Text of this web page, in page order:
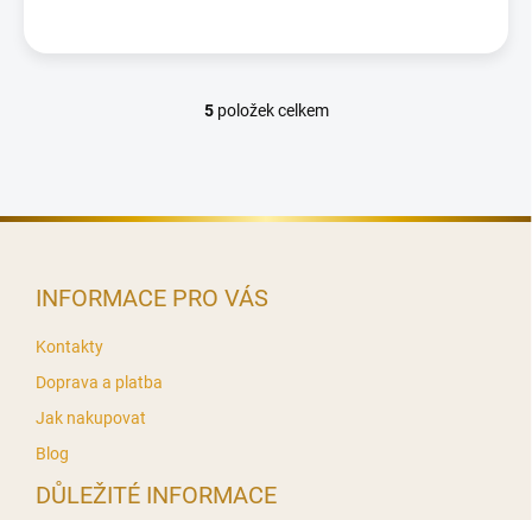
O
d
p
i
s
5položek celkem
INFORMACE PRO VÁS
Kontakty
Doprava a platba
Jak nakupovat
Blog
DŮLEŽITÉ INFORMACE